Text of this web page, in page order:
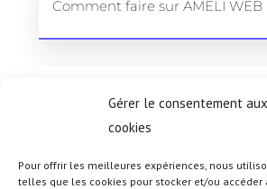
Gérer le consentement aux
cookies
Pour offrir les meilleures expériences, nous
telles que les cookies pour stocker et/ou accéder
Comment faire sur AMELI WEB
Pour qui ?